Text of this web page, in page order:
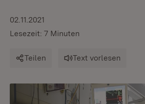
02.11.2021
Lesezeit: 7 Minuten
Teilen Text vorlesen